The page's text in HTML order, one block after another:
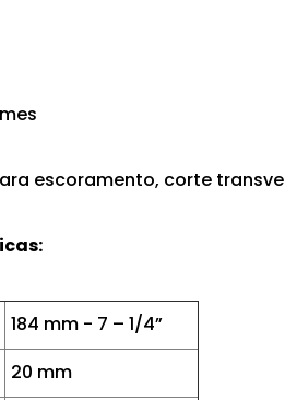
escoramento, corte
184 mm - 7 – 1/4”
20 mm